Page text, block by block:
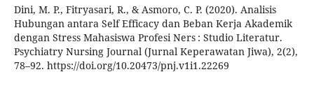
Dini, M. P., Fitryasari, R., & Asmoro, C. P. (2020). Analisis
Hubungan antara Self Efficacy dan Beban Kerja Akademik
dengan Stress Mahasiswa Profesi Ners : Studio Literatur.
Psychiatry Nursing Journal (Jurnal Keperawatan Jiwa), 2(2),
78–92. https://doi.org/10.20473/pnj.v1i1.22269